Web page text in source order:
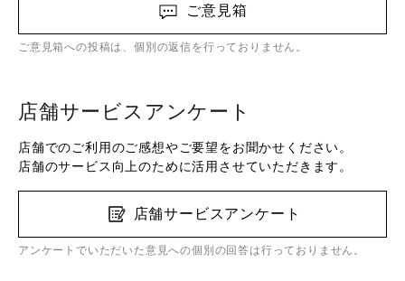
ご意見箱
ご意見箱への投稿は、個別の返信を行っておりません。
店舗サービスアンケート
店舗でのご利用のご感想やご要望をお聞かせください。
店舗のサービス向上のために活用させていただきます。
店舗サービスアンケート
アンケートでいただいた意見への個別の回答は行っておりません。